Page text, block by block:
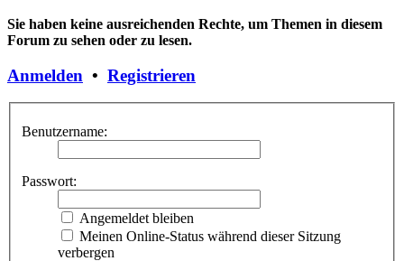
Sie haben keine ausreichenden Rechte, um Themen in diesem
Forum zu sehen oder zu lesen.
Anmelden • Registrieren
Benutzername:
Passwort:
Angemeldet bleiben
Meinen Online-Status während dieser Sitzung
verbergen